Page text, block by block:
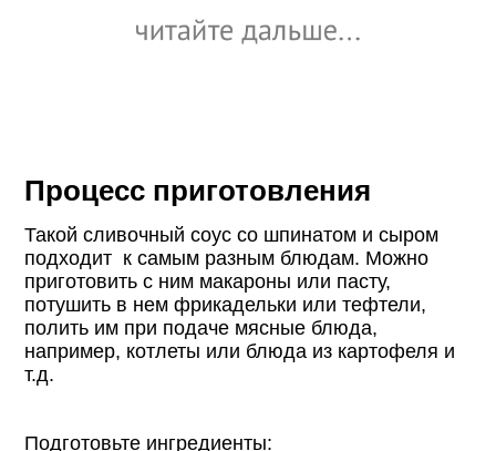
Процесс приготовления
Такой сливочный соус со шпинатом и сыром
подходит к самым разным блюдам. Можно
приготовить с ним макароны или пасту,
потушить в нем фрикадельки или тефтели,
полить им при подаче мясные блюда,
например, котлеты или блюда из картофеля и
т.д.
Подготовьте ингредиенты: